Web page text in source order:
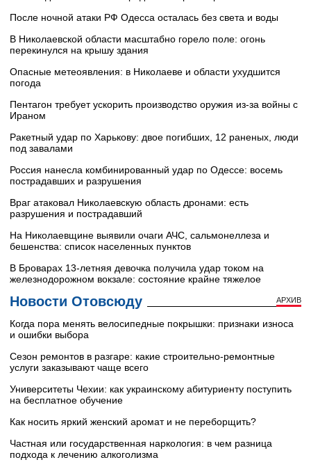
После ночной атаки РФ Одесса осталась без света и воды
В Николаевской области масштабно горело поле: огонь
перекинулся на крышу здания
Опасные метеоявления: в Николаеве и области ухудшится
погода
Пентагон требует ускорить производство оружия из-за войны с
Ираном
Ракетный удар по Харькову: двое погибших, 12 раненых, люди
под завалами
Россия нанесла комбинированный удар по Одессе: восемь
пострадавших и разрушения
Враг атаковал Николаевскую область дронами: есть
разрушения и пострадавший
На Николаевщине выявили очаги АЧС, сальмонеллеза и
бешенства: список населенных пунктов
В Броварах 13-летняя девочка получила удар током на
железнодорожном вокзале: состояние крайне тяжелое
Новости Отовсюду АРХИВ
Когда пора менять велосипедные покрышки: признаки износа
и ошибки выбора
Сезон ремонтов в разгаре: какие строительно-ремонтные
услуги заказывают чаще всего
Университеты Чехии: как украинскому абитуриенту поступить
на бесплатное обучение
Как носить яркий женский аромат и не переборщить?
Частная или государственная наркология: в чем разница
подхода к лечению алкоголизма